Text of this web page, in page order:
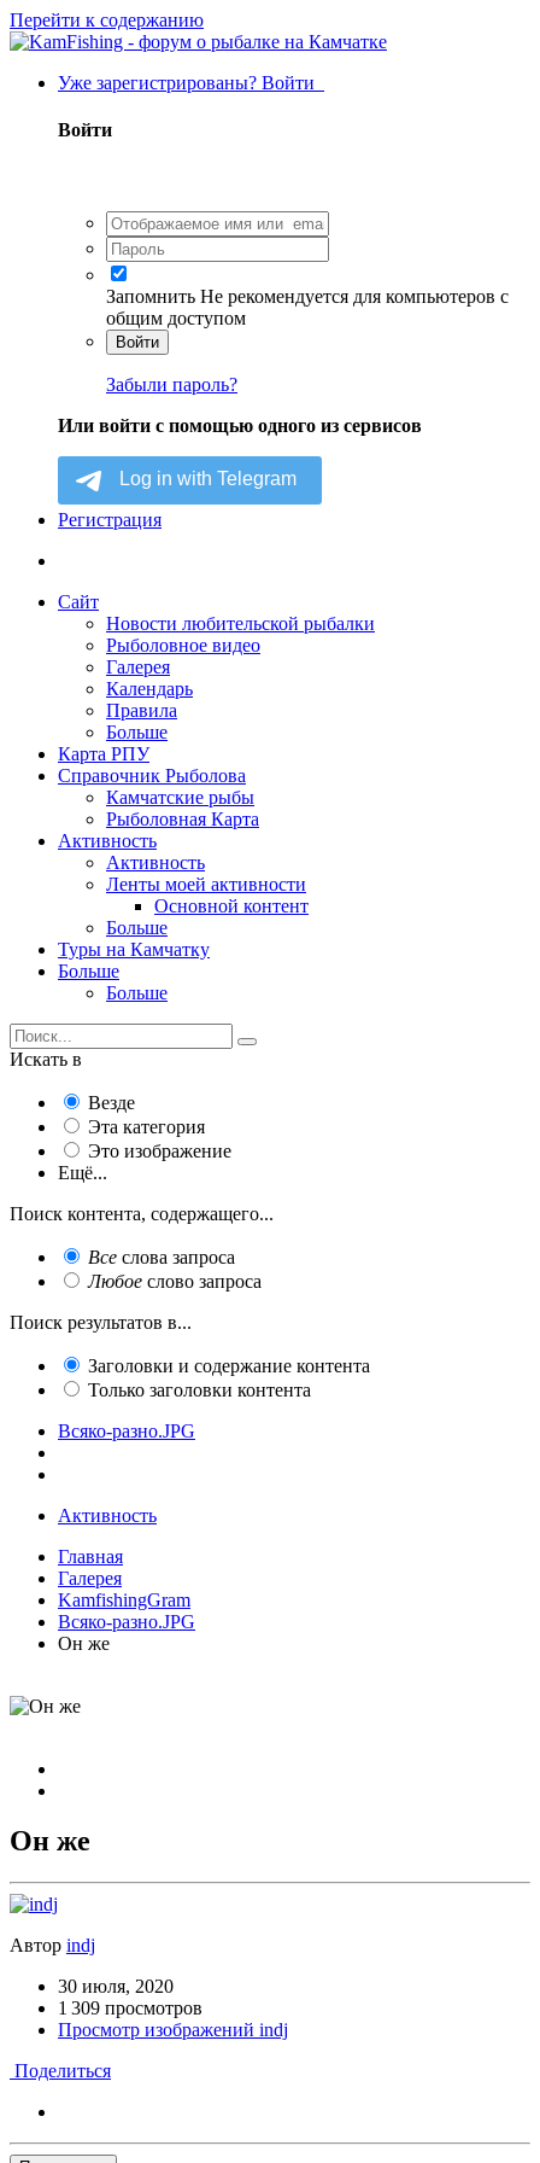
Перейти к содержанию
Уже зарегистрированы? Войти
Войти
Запомнить Не рекомендуется для компьютеров с
общим доступом
Войти
Забыли пароль?
Или войти с помощью одного из сервисов
Регистрация
Сайт
Новости любительской рыбалки
Рыболовное видео
Галерея
Календарь
Правила
Больше
Карта РПУ
Справочник Рыболова
Камчатские рыбы
Рыболовная Карта
Активность
Активность
Ленты моей активности
Основной контент
Больше
Туры на Камчатку
Больше
Больше
Искать в
Везде
Эта категория
Это изображение
Ещё...
Поиск контента, содержащего...
Все слова запроса
Любое слово запроса
Поиск результатов в...
Заголовки и содержание контента
Только заголовки контента
Всяко-разно.JPG
Активность
Главная
Галерея
KamfishingGram
Всяко-разно.JPG
Он же
Он же
Автор indj
30 июля, 2020
1 309 просмотров
Просмотр изображений indj
Поделиться